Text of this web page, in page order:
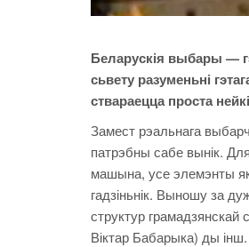
Беларускія выбары —
сьвету разуменьні
ствараецца проста
Замест рэальнага
патрэбны сабе вынік.
машына, усе элемэнты
гадзіньнік. Выношу за
структур грамадзянскай
Віктар Бабарыка) ды